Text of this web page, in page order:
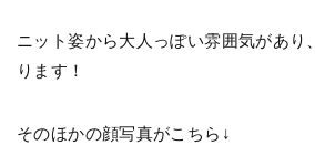
ニット姿から大人っぽい雰囲気があり
ります！
そのほかの顔写真がこちら↓